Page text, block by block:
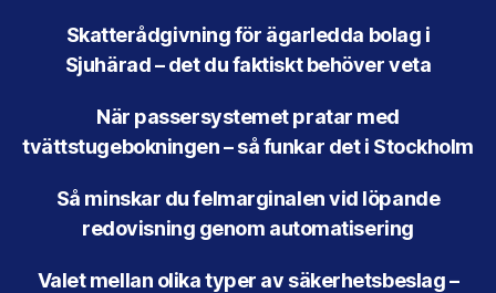
Skatterådgivning för ägarledda bolag i
Sjuhärad – det du faktiskt behöver veta
När passersystemet pratar med
tvättstugebokningen – så funkar det i Stockholm
Så minskar du felmarginalen vid löpande
redovisning genom automatisering
Valet mellan olika typer av säkerhetsbeslag –